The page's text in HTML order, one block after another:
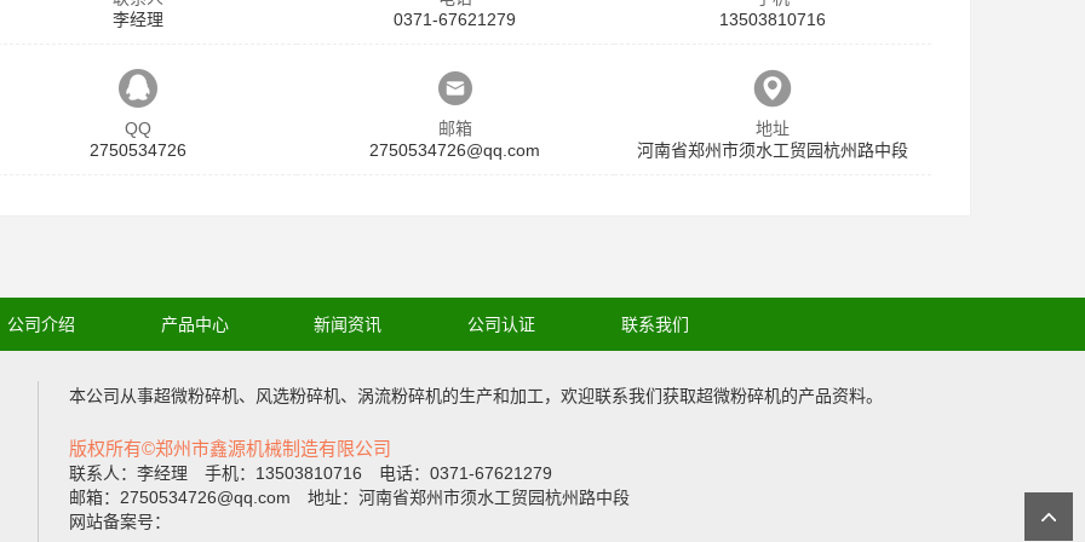
李经理
0371-67621279
13503810716
QQ
2750534726
邮箱
2750534726@qq.com
地址
河南省郑州市须水工贸园杭州路中段
公司介绍 产品中心 新闻资讯 公司认证 联系我们
本公司从事超微粉碎机、 风选粉碎机、 涡流粉碎机的生产和加工，欢迎联系我们获取超微粉碎机的产品资料。
版权所有©郑州市鑫源机械制造有限公司
联系人：李经理 手机：13503810716 电话：0371-67621279
邮箱：2750534726@qq.com 地址：河南省郑州市须水工贸园杭州路中段
网站备案号：